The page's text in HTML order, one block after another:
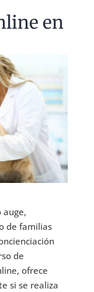
en
auge,
de familias
de
ofrece
si se realiza